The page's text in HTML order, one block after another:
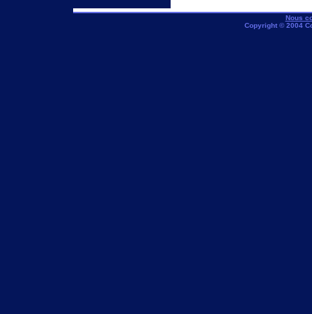
Nous
Copyright © 2004